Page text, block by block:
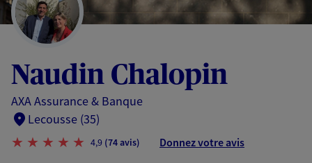
page
Naudin Chalopin
AXA Assurance & Banque
Lecousse (35)
4,9 (74 avis) Donnez votre avis